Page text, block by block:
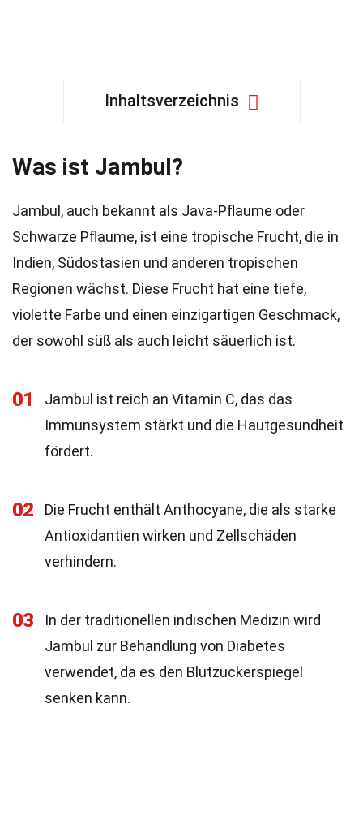
Inhaltsverzeichnis
Was ist Jambul?
Jambul, auch bekannt als Java-Pflaume oder
Schwarze Pflaume, ist eine tropische Frucht, die in
Indien, Südostasien und anderen tropischen
Regionen wächst. Diese Frucht hat eine tiefe,
violette Farbe und einen einzigartigen Geschmack,
der sowohl süß als auch leicht säuerlich ist.
01
Jambul ist reich an Vitamin C, das das
Immunsystem stärkt und die Hautgesundheit
fördert.
02
Die Frucht enthält Anthocyane, die als starke
Antioxidantien wirken und Zellschäden
verhindern.
03
In der traditionellen indischen Medizin wird
Jambul zur Behandlung von Diabetes
verwendet, da es den Blutzuckerspiegel
senken kann.